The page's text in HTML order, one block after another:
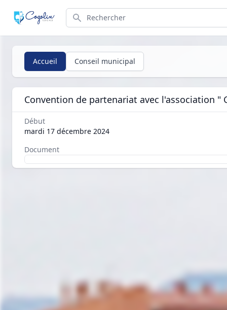
Search
Accueil Conseil municipal
Convention de partenariat avec l'association "
Début
mardi 17 décembre 2024
Document